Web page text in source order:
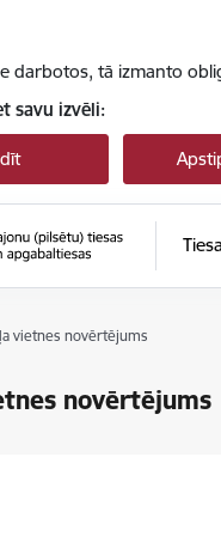
darbotos, tā izmanto
savu izvēli:
vietnes novērtējums
novērtējums